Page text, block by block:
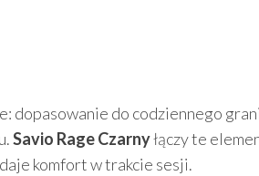
dopasowanie do codziennego
Savio Rage Czarnyłączy te
komfort w trakcie sesji.